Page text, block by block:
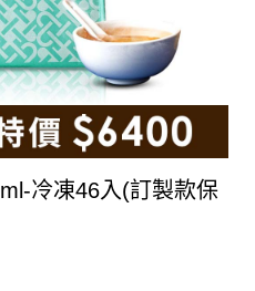
冷凍46入(訂製款保